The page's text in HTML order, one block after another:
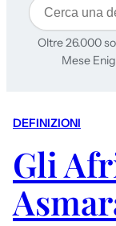
Cerca
Oltre 26.000
Mese
DEFINIZIONI
Gli